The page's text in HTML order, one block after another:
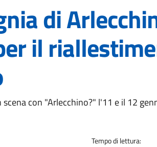
di
il
notizia
con "Arlecchino?" l'11 e il 12
Tempo di lettura: